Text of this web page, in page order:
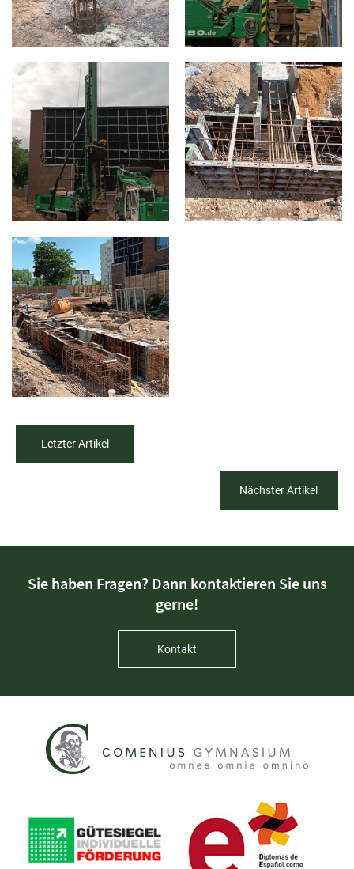
Letzter Artikel
Nächster Artikel
Sie haben Fragen? Dann kontaktieren Sie uns
gerne!
Kontakt